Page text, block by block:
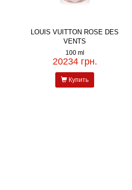
LOUIS VUITTON ROSE DES
VENTS
100 ml
20234 грн.
Купить